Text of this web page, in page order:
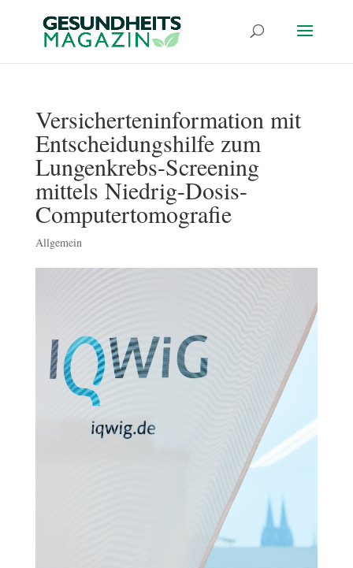
Versicherteninformation mit
Entscheidungshilfe zum
Lungenkrebs-Screening
mittels Niedrig-Dosis-
Computertomografie
Allgemein